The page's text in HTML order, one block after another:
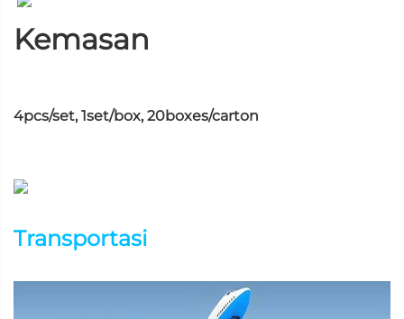
Kemasan
4pcs/set, 1set/box, 20boxes/carton
Transportasi